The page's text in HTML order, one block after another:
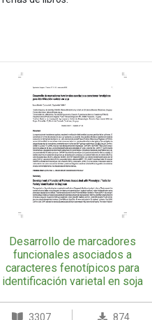
Desarrollo de marcadores
funcionales asociados a
caracteres fenotípicos para
identificación varietal en soja
3307 874